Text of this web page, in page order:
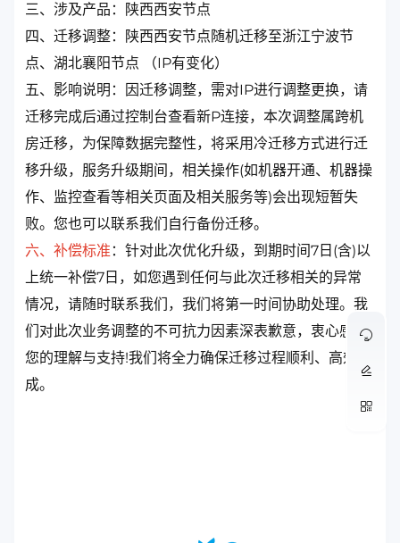
三、涉及产品：陕西西安节点
四、迁移调整：陕西西安节点随机迁移至浙江宁波节
点、湖北襄阳节点 （IP有变化）
五、影响说明：因迁移调整，需对IP进行调整更换，请
迁移完成后通过控制台查看新P连接，本次调整属跨机
房迁移，为保障数据完整性，将采用冷迁移方式进行迁
移升级，服务升级期间，相关操作(如机器开通、机器操
作、监控查看等相关页面及相关服务等)会出现短暂失
败。您也可以联系我们自行备份迁移。
六、补偿标准 ：针对此次优化升级，到期时间7日(含)以
上统一补偿7日，如您遇到任何与此次迁移相关的异常
情况，请随时联系我们，我们将第一时间协助处理。我
们对此次业务调整的不可抗力因素深表歉意，衷心感谢
您的理解与支持!我们将全力确保迁移过程顺利、高效完
成。